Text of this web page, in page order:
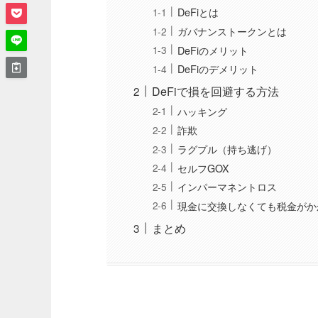
DeFiとは
ガバナンストークンとは
DeFiのメリット
DeFiのデメリット
DeFiで損を回避する方法
ハッキング
詐欺
ラグプル（持ち逃げ）
セルフGOX
インパーマネントロス
現金に交換しなくても税金が
まとめ